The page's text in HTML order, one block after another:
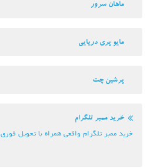
ماهان سرور
مایو پری دریایی
پرشین چت
خرید ممبر تلگرام
خرید ممبر تلگرام واقعی همراه با تحویل فوری